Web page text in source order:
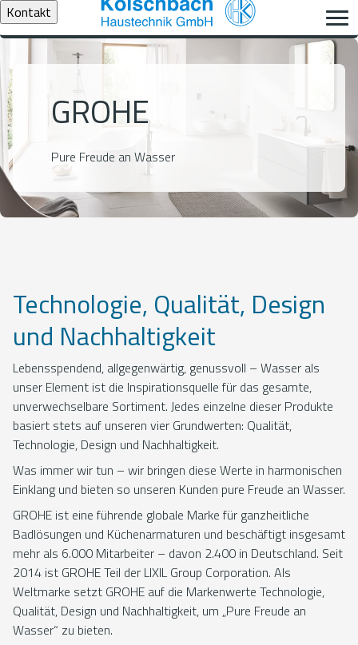
Kontakt
GROHE
Pure Freude an Wasser
Technologie, Qualität, Design
und Nachhaltigkeit
Lebensspendend, allgegenwärtig, genussvoll – Wasser als
unser Element ist die Inspirationsquelle für das gesamte,
unverwechselbare Sortiment. Jedes einzelne dieser Produkte
basiert stets auf unseren vier Grundwerten: Qualität,
Technologie, Design und Nachhaltigkeit.
Was immer wir tun – wir bringen diese Werte in harmonischen
Einklang und bieten so unseren Kunden pure Freude an Wasser.
GROHE ist eine führende globale Marke für ganzheitliche
Badlösungen und Küchenarmaturen und beschäftigt insgesamt
mehr als 6.000 Mitarbeiter – davon 2.400 in Deutschland. Seit
2014 ist GROHE Teil der LIXIL Group Corporation. Als
Weltmarke setzt GROHE auf die Markenwerte Technologie,
Qualität, Design und Nachhaltigkeit, um „Pure Freude an
Wasser“ zu bieten.